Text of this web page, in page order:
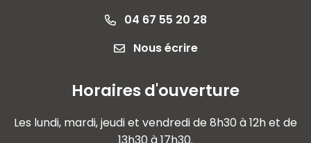
04 67 55 20 28
Nous écrire
Horaires d'ouverture
Les lundi, mardi, jeudi et vendredi de 8h30 à 12h et de
13h30 à 17h30.